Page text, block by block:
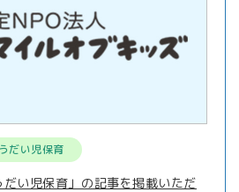
だい児保育
い児保育」の記事を掲載いただ